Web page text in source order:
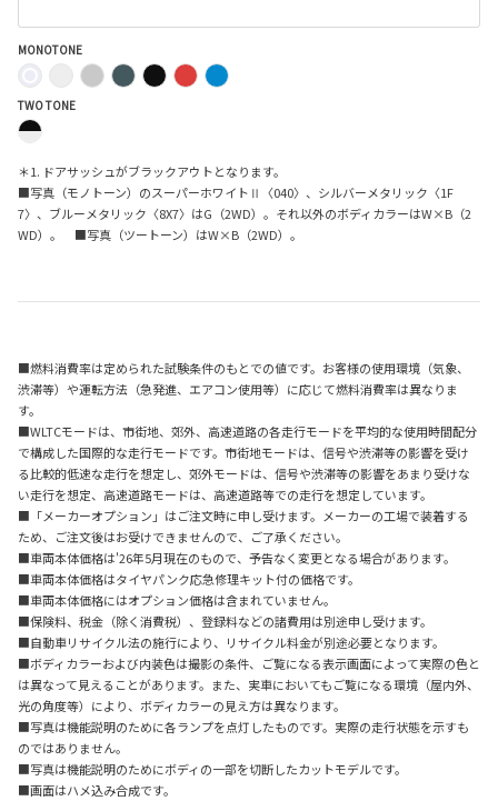
MONOTONE
TWO TONE
＊1. ドアサッシュがブラックアウトとなります。
■写真（モノトーン）のスーパーホワイトⅡ〈040〉、シルバーメタリック〈1F
7〉、ブルーメタリック〈8X7〉はG（2WD）。それ以外のボディカラーはW×B（2
WD）。 ■写真（ツートーン）はW×B（2WD）。
■燃料消費率は定められた試験条件のもとでの値です。お客様の使用環境（気象、
渋滞等）や運転方法（急発進、エアコン使用等）に応じて燃料消費率は異なりま
す。
■WLTCモードは、市街地、郊外、高速道路の各走行モードを平均的な使用時間配分
で構成した国際的な走行モードです。市街地モードは、信号や渋滞等の影響を受け
る比較的低速な走行を想定し、郊外モードは、信号や渋滞等の影響をあまり受けな
い走行を想定、高速道路モードは、高速道路等での走行を想定しています。
■「メーカーオプション」はご注文時に申し受けます。メーカーの工場で装着する
ため、ご注文後はお受けできませんので、ご了承ください。
■車両本体価格は'26年5月現在のもので、予告なく変更となる場合があります。
■車両本体価格はタイヤパンク応急修理キット付の価格です。
■車両本体価格にはオプション価格は含まれていません。
■保険料、税金（除く消費税）、登録料などの諸費用は別途申し受けます。
■自動車リサイクル法の施行により、リサイクル料金が別途必要となります。
■ボディカラーおよび内装色は撮影の条件、ご覧になる表示画面によって実際の色と
は異なって見えることがあります。また、実車においてもご覧になる環境（屋内外、
光の角度等）により、ボディカラーの見え方は異なります。
■写真は機能説明のために各ランプを点灯したものです。実際の走行状態を示すも
のではありません。
■写真は機能説明のためにボディの一部を切断したカットモデルです。
■画面はハメ込み合成です。